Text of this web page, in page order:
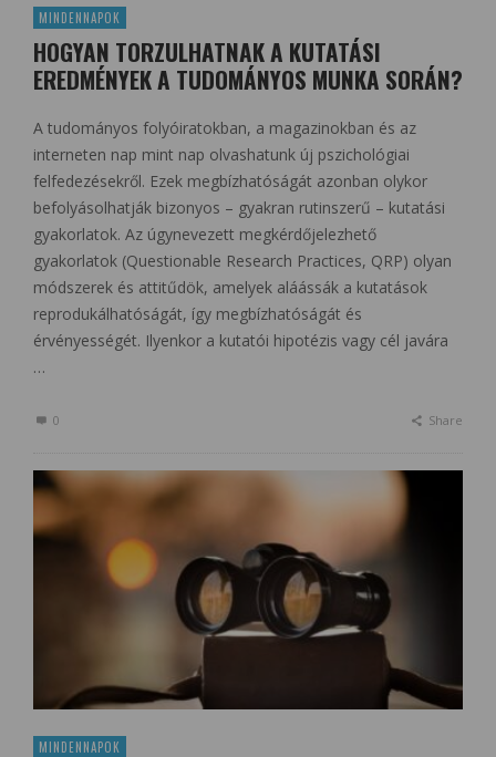
MINDENNAPOK
HOGYAN TORZULHATNAK A KUTATÁSI
EREDMÉNYEK A TUDOMÁNYOS MUNKA SORÁN?
A tudományos folyóiratokban, a magazinokban és az
interneten nap mint nap olvashatunk új pszichológiai
felfedezésekről. Ezek megbízhatóságát azonban olykor
befolyásolhatják bizonyos – gyakran rutinszerű – kutatási
gyakorlatok. Az úgynevezett megkérdőjelezhető
gyakorlatok (Questionable Research Practices, QRP) olyan
módszerek és attitűdök, amelyek aláássák a kutatások
reprodukálhatóságát, így megbízhatóságát és
érvényességét. Ilyenkor a kutatói hipotézis vagy cél javára
…
0 Share
MINDENNAPOK